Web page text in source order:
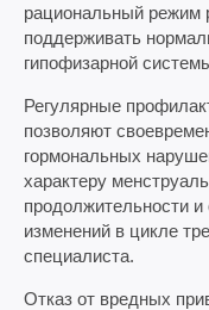
рациональный режим
поддерживать
гипофизарной
Регулярные
позволяют
гормональных
характеру
продолжительности
изменений в цикле
специалиста.
Отказ от вредных